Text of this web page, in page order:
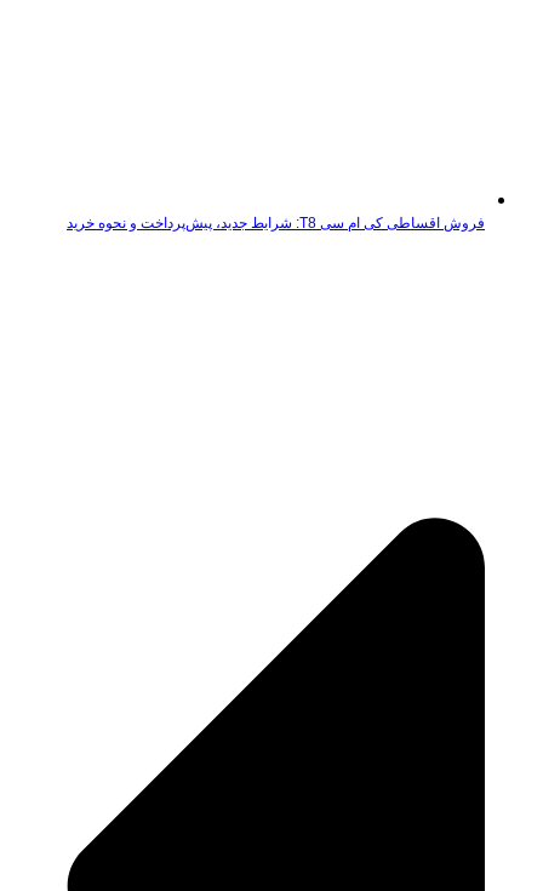
فروش اقساطی کی ام سی T8: شرایط جدید، پیش‌پرداخت و نحوه خرید